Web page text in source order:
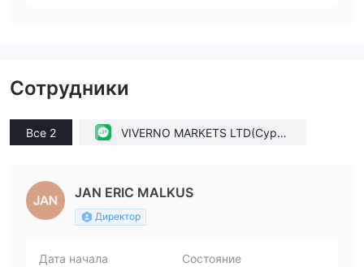
Сотрудники
Все 2
VIVERNO MARKETS LTD(Cypru
JAN ERIC MALKUS
Директор
Дата начала
Состояние